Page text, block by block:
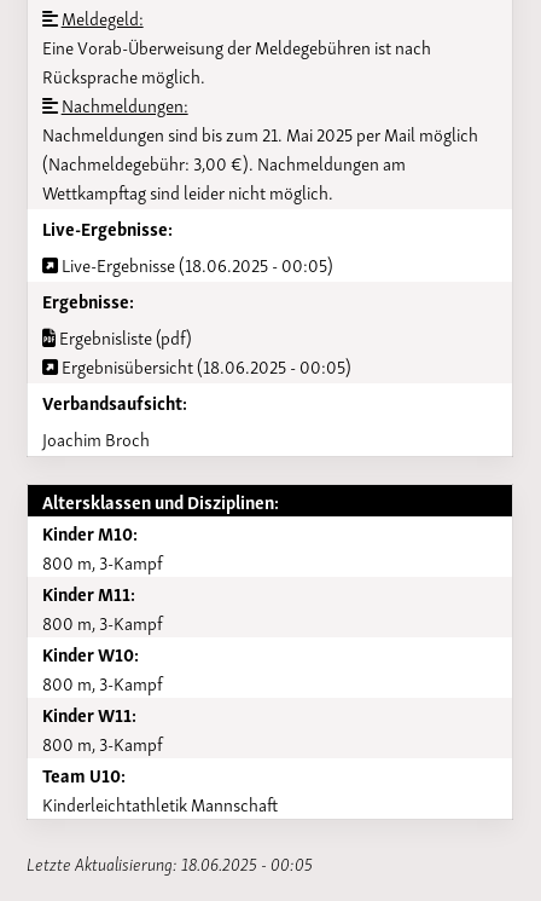
Meldegeld:
Eine Vorab-Überweisung der Meldegebühren ist nach
Rücksprache möglich.
Nachmeldungen:
Nachmeldungen sind bis zum 21. Mai 2025 per Mail möglich
(Nachmeldegebühr: 3,00 €). Nachmeldungen am
Wettkampftag sind leider nicht möglich.
Live-Ergebnisse:
Live-Ergebnisse (18.06.2025 - 00:05)
Ergebnisse:
Ergebnisliste (pdf)
Ergebnisübersicht (18.06.2025 - 00:05)
Verbandsaufsicht:
Joachim Broch
Altersklassen und Disziplinen:
Kinder M10:
800 m, 3-Kampf
Kinder M11:
800 m, 3-Kampf
Kinder W10:
800 m, 3-Kampf
Kinder W11:
800 m, 3-Kampf
Team U10:
Kinderleichtathletik Mannschaft
Letzte Aktualisierung: 18.06.2025 - 00:05